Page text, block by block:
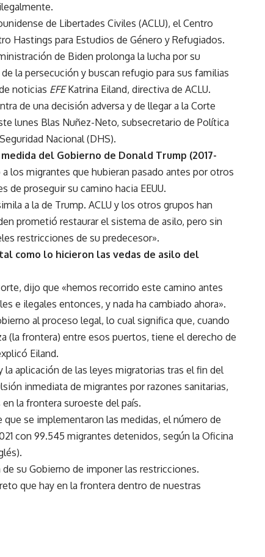
de Libertades Civiles (ACLU), el Centro
Hastings para Estudios de Género y Refugiados.
de Biden prolonga la lucha por su
la persecución y buscan refugio para sus familias
noticias EFEKatrina Eiland, directiva de ACLU.
de una decisión adversa y de llegar a la Corte
lunes Blas Nuñez-Neto, subsecretario de Política
Nacional (DHS).
del Gobierno de Donald Trump (2017-
los migrantes que hubieran pasado antes por otros
de proseguir su camino hacia EEUU.
a la de Trump. ACLU y los otros grupos han
prometió restaurar el sistema de asilo, pero sin
restricciones de su predecesor».
como lo hicieron las vedas de asilo del
dijo que «hemos recorrido este camino antes
e ilegales entonces, y nada ha cambiado ahora».
al proceso legal, lo cual significa que, cuando
(la frontera) entre esos puertos, tiene el derecho de
Eiland.
aplicación de las leyes migratorias tras el fin del
inmediata de migrantes por razones sanitarias,
la frontera suroeste del país.
se implementaron las medidas, el número de
con 99.545 migrantes detenidos, según la Oficina
su Gobierno de imponer las restricciones.
que hay en la frontera dentro de nuestras